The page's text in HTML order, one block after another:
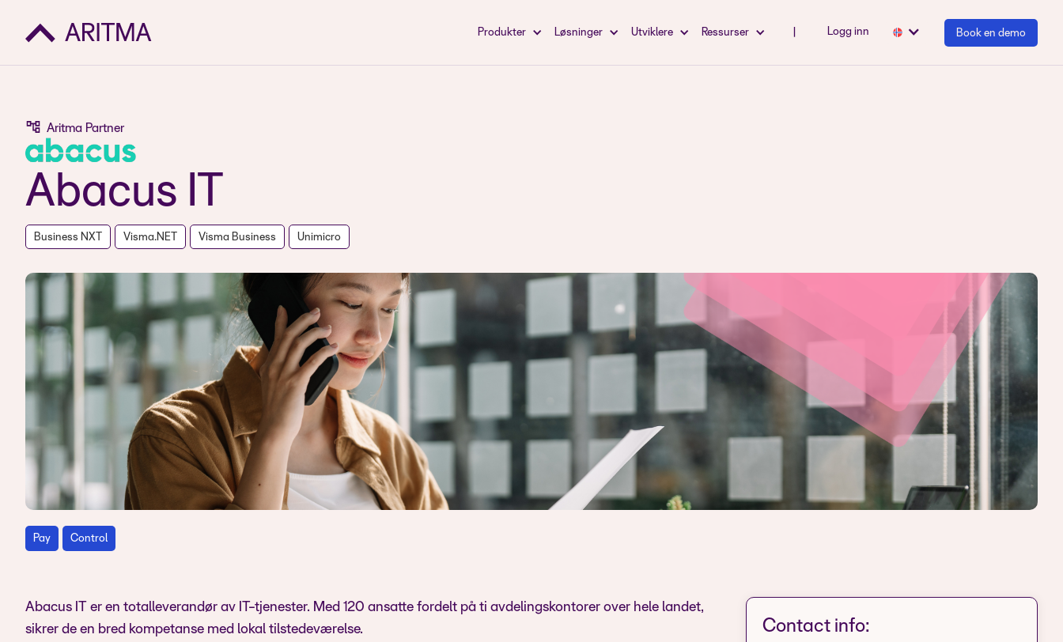
Produkter Løsninger Utviklere Ressurser Logg inn Book en demo
Aritma Partner
Abacus IT
Business NXT Visma.NET Visma Business Unimicro
Pay Control
Abacus IT er en totalleverandør av IT-tjenester. Med 120 ansatte fordelt på ti avdelingskontorer over hele landet,
sikrer de en bred kompetanse med lokal tilstedeværelse.
Contact info: